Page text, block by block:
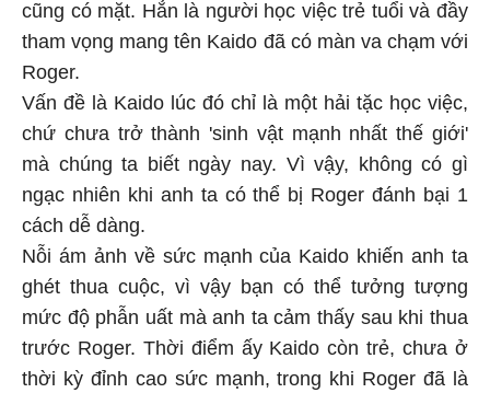
cũng có mặt. Hẳn là người học việc trẻ tuổi và đầy
tham vọng mang tên Kaido đã có màn va chạm với
Roger.
Vấn đề là Kaido lúc đó chỉ là một hải tặc học việc,
chứ chưa trở thành 'sinh vật mạnh nhất thế giới'
mà chúng ta biết ngày nay. Vì vậy, không có gì
ngạc nhiên khi anh ta có thể bị Roger đánh bại 1
cách dễ dàng.
Nỗi ám ảnh về sức mạnh của Kaido khiến anh ta
ghét thua cuộc, vì vậy bạn có thể tưởng tượng
mức độ phẫn uất mà anh ta cảm thấy sau khi thua
trước Roger. Thời điểm ấy Kaido còn trẻ, chưa ở
thời kỳ đỉnh cao sức mạnh, trong khi Roger đã là